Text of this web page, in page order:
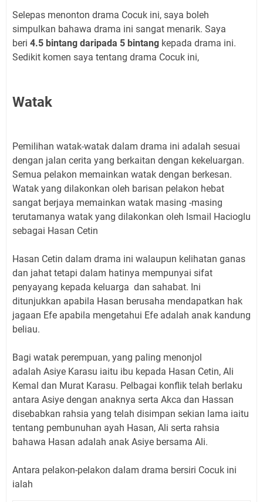
Selepas menonton drama Cocuk ini, saya boleh
simpulkan bahawa drama ini sangat menarik. Saya
beri 4.5 bintang daripada 5 bintang kepada drama ini.
Sedikit komen saya tentang drama Cocuk ini,
Watak
Pemilihan watak-watak dalam drama ini adalah sesuai
dengan jalan cerita yang berkaitan dengan kekeluargan.
Semua pelakon memainkan watak dengan berkesan.
Watak yang dilakonkan oleh barisan pelakon hebat
sangat berjaya memainkan watak masing -masing
terutamanya watak yang dilakonkan oleh Ismail Hacioglu
sebagai Hasan Cetin
Hasan Cetin dalam drama ini walaupun kelihatan ganas
dan jahat tetapi dalam hatinya mempunyai sifat
penyayang kepada keluarga dan sahabat. Ini
ditunjukkan apabila Hasan berusaha mendapatkan hak
jagaan Efe apabila mengetahui Efe adalah anak kandung
beliau.
Bagi watak perempuan, yang paling menonjol
adalah Asiye Karasu iaitu ibu kepada Hasan Cetin, Ali
Kemal dan Murat Karasu. Pelbagai konflik telah berlaku
antara Asiye dengan anaknya serta Akca dan Hassan
disebabkan rahsia yang telah disimpan sekian lama iaitu
tentang pembunuhan ayah Hasan, Ali serta rahsia
bahawa Hasan adalah anak Asiye bersama Ali.
Antara pelakon-pelakon dalam drama bersiri Cocuk ini
ialah